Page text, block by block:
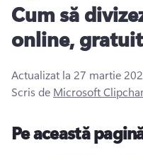
Încercați gratuit
Cum să
online, gratuit
Actualizat la 27 martie
Scris de Microsoft
Pe această